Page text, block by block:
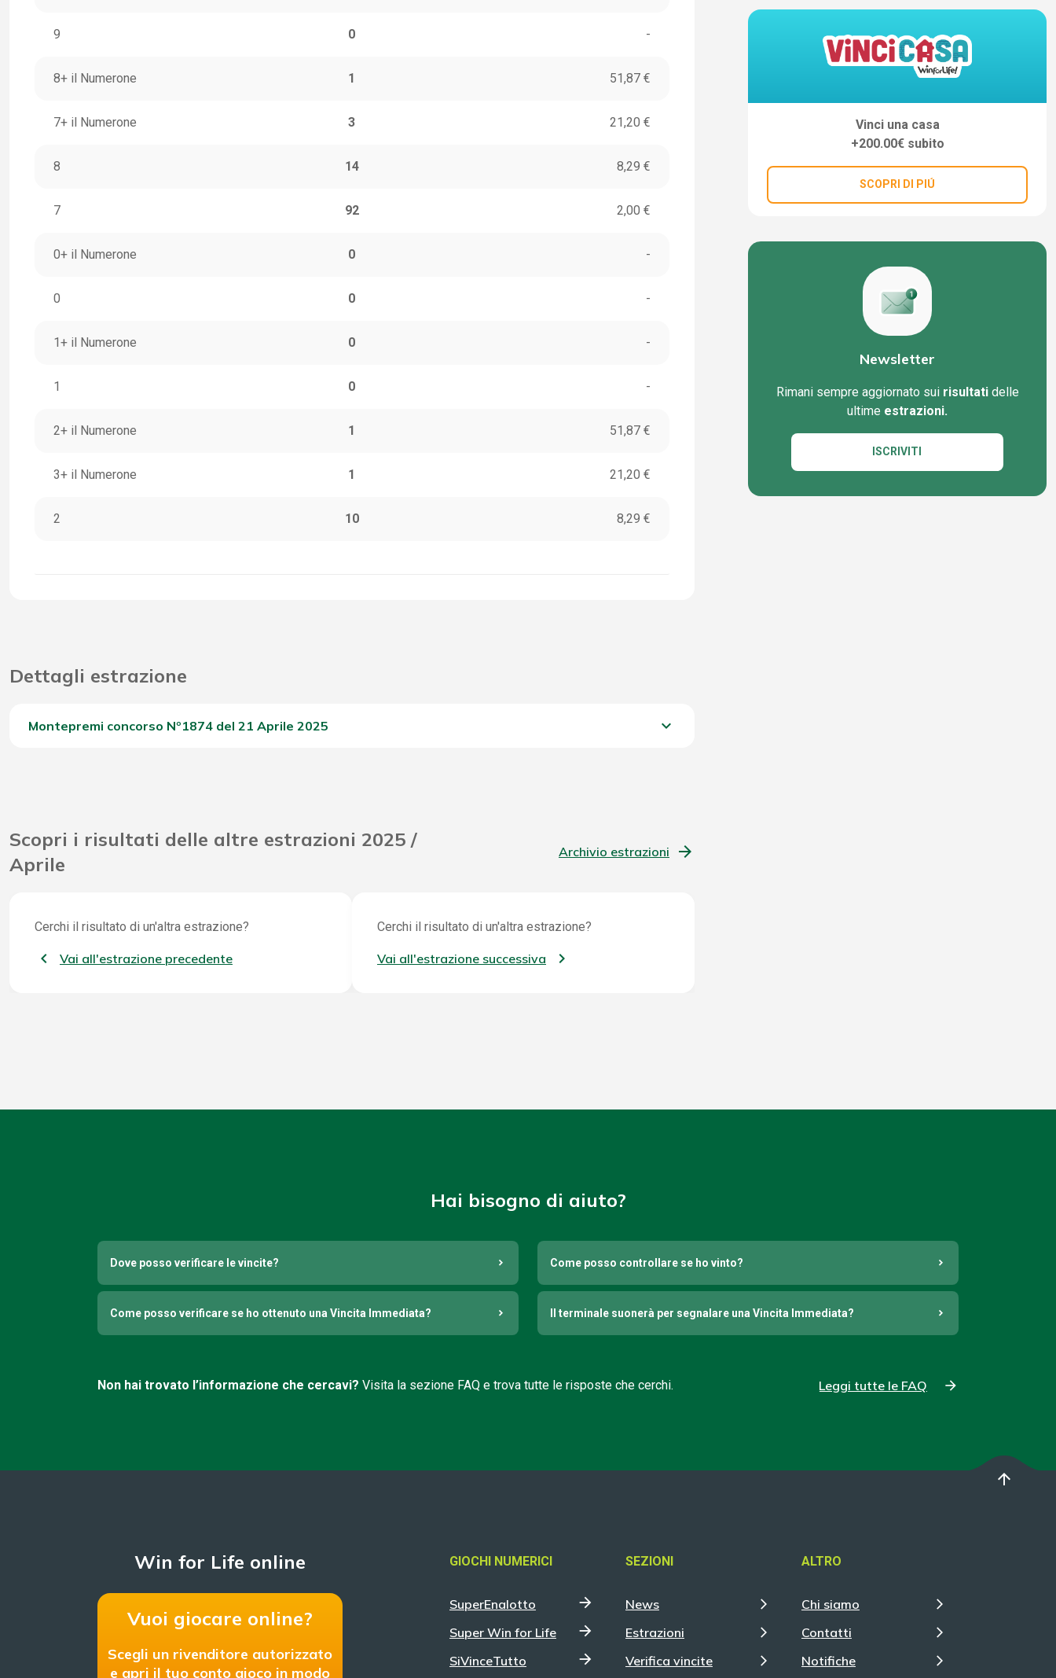
9 0 -
8+ il Numerone 1 51,87 €
7+ il Numerone 3 21,20 €
8 14 8,29 €
7 92 2,00 €
0+ il Numerone 0 -
0 0 -
1+ il Numerone 0 -
1 0 -
2+ il Numerone 1 51,87 €
3+ il Numerone 1 21,20 €
2 10 8,29 €
Dettagli estrazione
Montepremi concorso Nº1874 del 21 Aprile 2025 keyboard_arrow_down
Scopri i risultati delle altre estrazioni 2025 /
Aprile
Archivio estrazioni
Cerchi il risultato di un'altra estrazione?
Vai all'estrazione precedente
Cerchi il risultato di un'altra estrazione?
Vai all'estrazione successiva
Vinci una casa
+200.00€ subito
SCOPRI DI PIÚ
Newsletter
Rimani sempre aggiornato sui risultatidelle
ultime estrazioni.
ISCRIVITI
Hai bisogno di aiuto?
Dove posso verificare le vincite? Come posso controllare se ho vinto?
Come posso verificare se ho ottenuto una Vincita Immediata? Il terminale suonerà per segnalare una Vincita Immediata?
Non hai trovato l’informazione che cercavi? Visita la sezione FAQ e trova tutte le risposte che cerchi. Leggi tutte le FAQ
arrow_upward
Win for Life online
Vuoi giocare online?
Scegli un rivenditore autorizzato
e apri il tuo conto gioco in modo
GIOCHI NUMERICI
SuperEnalotto
Super Win for Life
SiVinceTutto
SEZIONI
News
Estrazioni
Verifica vincite
ALTRO
Chi siamo
Contatti
Notifiche